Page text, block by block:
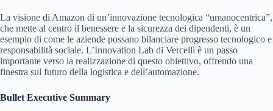
La visione di Amazon di un’innovazione tecnologica “umanocentrica”,
che mette al centro il benessere e la sicurezza dei dipendenti, è un
esempio di come le aziende possano bilanciare progresso tecnologico e
responsabilità sociale. L’Innovation Lab di Vercelli è un passo
importante verso la realizzazione di questo obiettivo, offrendo una
finestra sul futuro della logistica e dell’automazione.
Bullet Executive Summary